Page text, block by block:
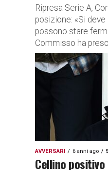
Ripresa Serie A,
posizione: «Si deve
possono stare
Commisso ha
AVVERSARI 6 anni ago
Cellino